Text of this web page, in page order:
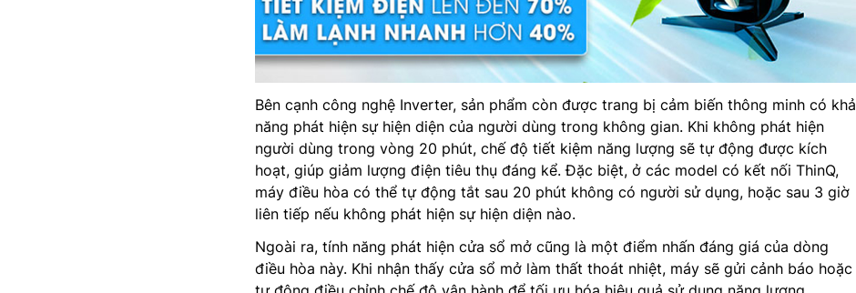
Bên cạnh công nghệ Inverter, sản phẩm còn được trang bị cảm biến thông minh có khả
năng phát hiện sự hiện diện của người dùng trong không gian. Khi không phát hiện
người dùng trong vòng 20 phút, chế độ tiết kiệm năng lượng sẽ tự động được kích
hoạt, giúp giảm lượng điện tiêu thụ đáng kể. Đặc biệt, ở các model có kết nối ThinQ,
máy điều hòa có thể tự động tắt sau 20 phút không có người sử dụng, hoặc sau 3 giờ
liên tiếp nếu không phát hiện sự hiện diện nào.
Ngoài ra, tính năng phát hiện cửa sổ mở cũng là một điểm nhấn đáng giá của dòng
điều hòa này. Khi nhận thấy cửa sổ mở làm thất thoát nhiệt, máy sẽ gửi cảnh báo hoặc